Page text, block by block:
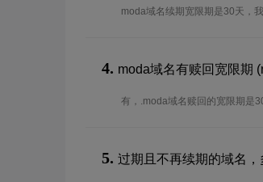
moda域名续期宽限期是30天，
4. moda域名有赎回宽限期
有，.moda域名赎回的宽限期是
5. 过期且不再续期的域名